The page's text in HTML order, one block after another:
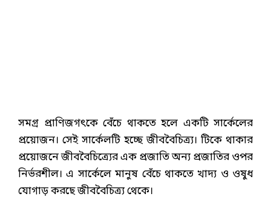
সমগ্র প্রাণিজগৎকে বেঁচে থাকতে হলে একটি সার্কেলের
প্রয়োজন। সেই সার্কেলটি হচ্ছে জীববৈচিত্র্য। টিকে থাকার
প্রয়োজনে জীববৈচিত্র্যের এক প্রজাতি অন্য প্রজাতির ওপর
নির্ভরশীল। এ সার্কেলে মানুষ বেঁচে থাকতে খাদ্য ও ওষুধ
যোগাড় করছে জীববৈচিত্র্য থেকে।